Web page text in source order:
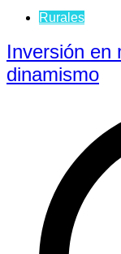
Rurales
Inversión en
dinamismo